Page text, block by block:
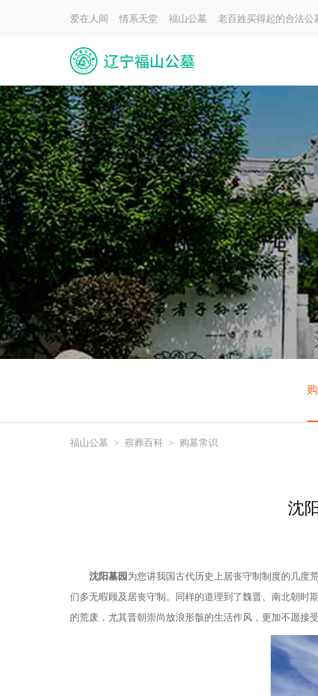
爱在人间 情系天堂 福山公墓 老百姓买得起的合法公
福山公墓 > 殡葬百科 > 购墓常识
沈
沈阳墓园 为您讲我国古代历史上居丧守制制度的几度
们多无暇顾及居丧守制。同样的道理到了魏晋、南北朝时
的荒废，尤其晋朝崇尚放浪形骸的生活作风，更加不愿接